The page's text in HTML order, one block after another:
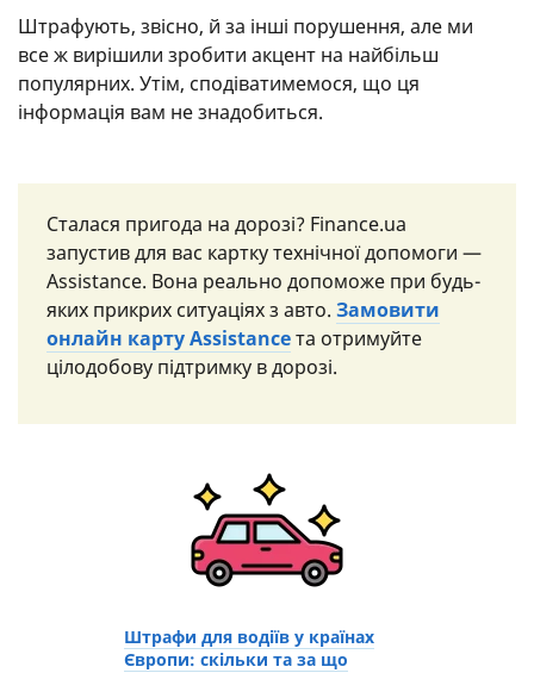
Штрафують, звісно, й за інші порушення, але ми
все ж вирішили зробити акцент на найбільш
популярних. Утім, сподіватимемося, що ця
інформація вам не знадобиться.
Сталася пригода на дорозі? Finance.ua
запустив для вас картку технічної допомоги —
Assistance. Вона реально допоможе при будь-
яких прикрих ситуаціях з авто. Замовити
онлайн карту Assistanceта отримуйте
цілодобову підтримку в дорозі.
Штрафи для водіїв у країнах
Європи: скільки та за що